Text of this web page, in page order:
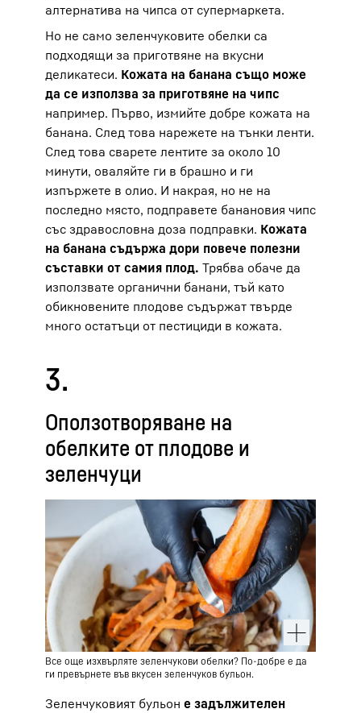
алтернатива на чипса от супермаркета.
Но не само зеленчуковите обелки са
подходящи за приготвяне на вкусни
деликатеси. Кожата на банана също може
да се използва за приготвяне на чипс
например. Първо, измийте добре кожата на
банана. След това нарежете на тънки ленти.
След това сварете лентите за около 10
минути, оваляйте ги в брашно и ги
изпържете в олио. И накрая, но не на
последно място, подправете банановия чипс
със здравословна доза подправки. Кожата
на банана съдържа дори повече полезни
съставки от самия плод. Трябва обаче да
използвате органични банани, тъй като
обикновените плодове съдържат твърде
много остатъци от пестициди в кожата.
3.
Оползотворяване на
обелките от плодове и
зеленчуци
Все още изхвърляте зеленчукови обелки? По-добре е да
ги превърнете във вкусен зеленчуков бульон.
Зеленчуковият бульон е задължителен